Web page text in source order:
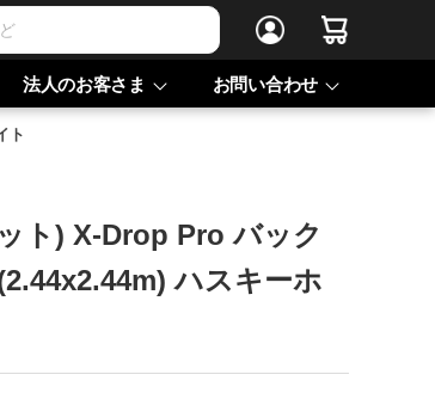
法人のお客さま お問い合わせ
ト
ト) X-Drop Pro バック
ハスキーホ